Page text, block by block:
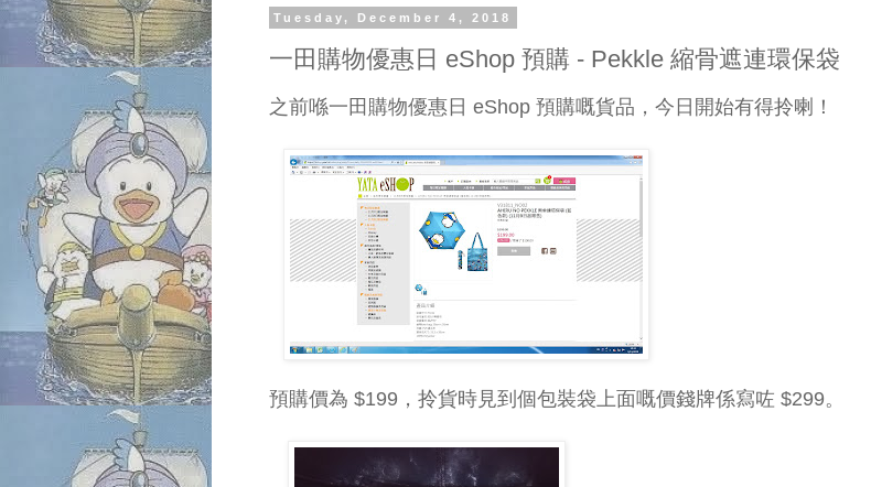
Tuesday, December 4, 2018
一田購物優惠日 eShop 預購 - Pekkle 縮骨遮連環保袋
之前喺一田購物優惠日 eShop 預購嘅貨品，今日開始有得拎喇！
預購價為 $199，拎貨時見到個包裝袋上面嘅價錢牌係寫咗 $299。